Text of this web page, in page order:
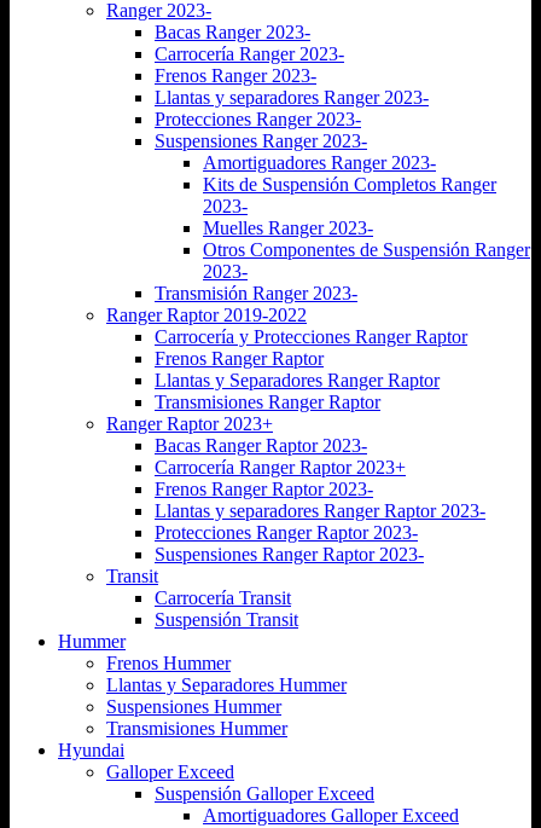
Ranger 2023-
Bacas Ranger 2023-
Carrocería Ranger 2023-
Frenos Ranger 2023-
Llantas y separadores Ranger 2023-
Protecciones Ranger 2023-
Suspensiones Ranger 2023-
Amortiguadores Ranger 2023-
Kits de Suspensión Completos Ranger
2023-
Muelles Ranger 2023-
Otros Componentes de Suspensión Ranger
2023-
Transmisión Ranger 2023-
Ranger Raptor 2019-2022
Carrocería y Protecciones Ranger Raptor
Frenos Ranger Raptor
Llantas y Separadores Ranger Raptor
Transmisiones Ranger Raptor
Ranger Raptor 2023+
Bacas Ranger Raptor 2023-
Carrocería Ranger Raptor 2023+
Frenos Ranger Raptor 2023-
Llantas y separadores Ranger Raptor 2023-
Protecciones Ranger Raptor 2023-
Suspensiones Ranger Raptor 2023-
Transit
Carrocería Transit
Suspensión Transit
Hummer
Frenos Hummer
Llantas y Separadores Hummer
Suspensiones Hummer
Transmisiones Hummer
Hyundai
Galloper Exceed
Suspensión Galloper Exceed
Amortiguadores Galloper Exceed